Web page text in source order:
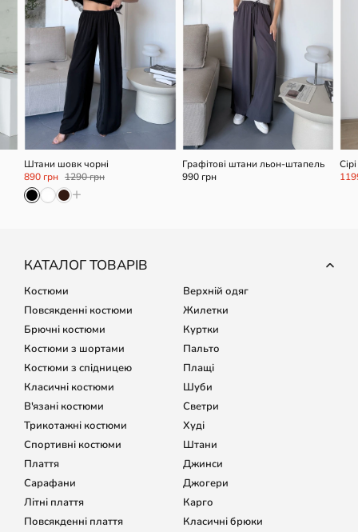
L/XL
Штани шовк чорні
890 грн 1290 грн
+
XS/S
Графітові штани льон-штапель
990 грн
КАТАЛОГ ТОВАРІВ
Костюми
Повсякденні костюми
Брючні костюми
Костюми з шортами
Костюми з спідницею
Класичні костюми
В'язані костюми
Трикотажні костюми
Спортивні костюми
Плаття
Сарафани
Літні плаття
Повсякденні плаття
Верхній одяг
Жилетки
Куртки
Пальто
Плащі
Шуби
Светри
Худі
Штани
Джинси
Джогери
Карго
Класичні брюки